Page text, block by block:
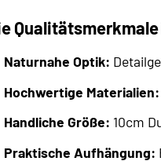
Naturnahe Optik:
Hochwertige Materialien:
Handliche Größe: 10cm
Praktische Aufhängung: